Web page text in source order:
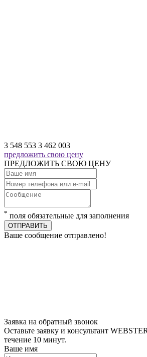
3 548 553 3 462 003
предложить свою цену
ПРЕДЛОЖИТЬ СВОЮ ЦЕНУ
* поля обязательные для заполнения
ОТПРАВИТЬ
Ваше сообщение отправлено!
Заявка на обратный звонок
Оставьте заявку и консультант
течение 10 минут.
Ваше имя